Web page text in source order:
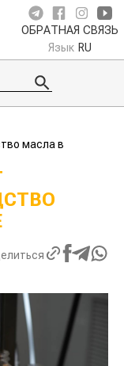
ОБРАТНАЯ СВЯЗЬ
Язык RU
масла в